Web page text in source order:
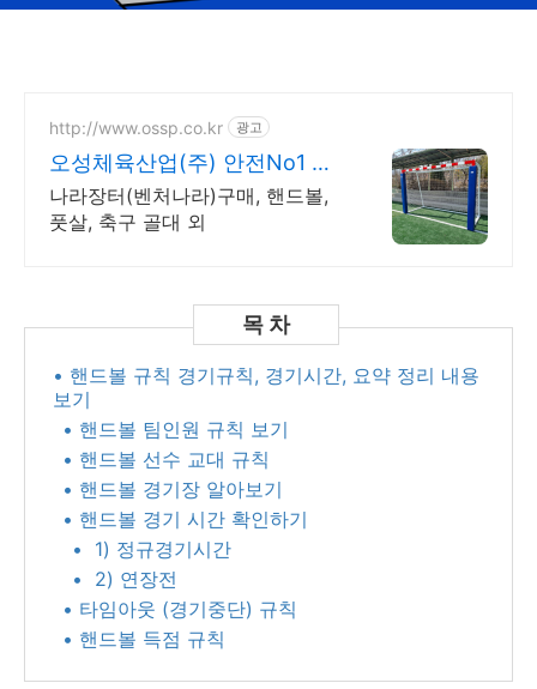
http://www.ossp.co.kr 광고
오성체육산업(주) 안전No1 품
질No1 시공No1
나라장터(벤처나라)구매, 핸드볼,
풋살, 축구 골대 외
• 핸드볼 규칙 경기규칙, 경기시간, 요약 정리 내용
보기
• 핸드볼 팀인원 규칙 보기
• 핸드볼 선수 교대 규칙
• 핸드볼 경기장 알아보기
• 핸드볼 경기 시간 확인하기
• 1) 정규경기시간
• 2) 연장전
• 타임아웃 (경기중단) 규칙
• 핸드볼 득점 규칙